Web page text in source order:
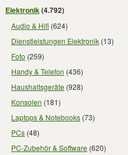
Elektronik (4.792)
Audio & Hifi (624)
Dienstleistungen Elektronik (13)
Foto (259)
Handy & Telefon (436)
Haushaltsgeräte (928)
Konsolen (181)
Laptops & Notebooks (73)
PCs (48)
PC-Zubehör & Software (620)